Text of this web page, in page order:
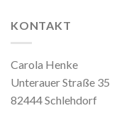
KONTAKT
Carola Henke
Unterauer Straße 35
82444 Schlehdorf